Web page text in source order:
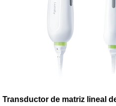
Transductor de matriz lineal